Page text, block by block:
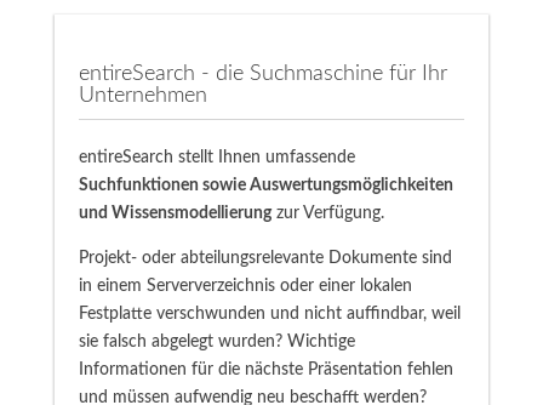
entireSearch - die Suchmaschine für Ihr
Unternehmen
entireSearch stellt Ihnen umfassende
Suchfunktionen sowie Auswertungsmöglichkeiten
und Wissensmodellierungzur Verfügung.
Projekt- oder abteilungsrelevante Dokumente sind
in einem Serververzeichnis oder einer lokalen
Festplatte verschwunden und nicht auffindbar, weil
sie falsch abgelegt wurden? Wichtige
Informationen für die nächste Präsentation fehlen
und müssen aufwendig neu beschafft werden?